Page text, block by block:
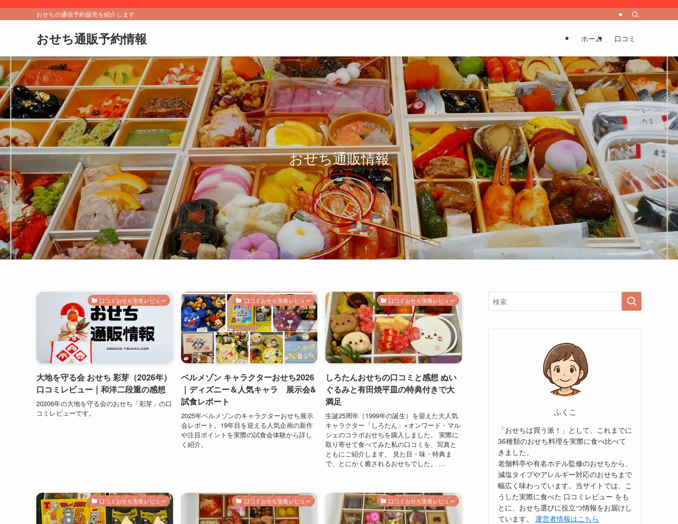
おせちの通信予約販売を紹介します
おせち通販予約情報 ホーム 口コミ
おせち通販情報
口コミおせち実食レビュー
大地を守る会 おせち 彩芽（2026年）
口コミレビュー｜和洋二段重の感想
20206年の大地を守る会のおせち「彩芽」の口
コミレビューです。
口コミおせち実食レビュー
ベルメゾン キャラクターおせち2026
｜ディズニー＆人気キャラ 展示会&
試食レポート
2025年ベルメゾンのキャラクターおせち展示
会レポート。19年目を迎える人気企画の新作
や注目ポイントを実際の試食会体験から詳し
く紹介。
口コミおせち実食レビュー
しろたんおせちの口コミと感想 ぬい
ぐるみと有田焼平皿の特典付きで大
満足
生誕25周年（1999年の誕生）を迎えた大人気
キャラクター「しろたん」×オンワード・マル
シェのコラボおせちを購入しました。 実際に
取り寄せて食べてみた私の口コミを、写真と
ともにご紹介します。 見た目・味・特典ま
で、とにかく癒されるおせちでした。 ...
口コミおせち実食レビュー 口コミおせち実食レビュー 口コミおせち実食レビュー
ふくこ
「おせちは買う派！」として、これまでに
36種類のおせち料理を実際に食べ比べて
きました。
老舗料亭や有名ホテル監修のおせちから、
減塩タイプやアレルギー対応のおせちまで
幅広く味わっています。当サイトでは、こ
うした実際に食べた 口コミレビュー をも
とに、おせち選びに役立つ情報をお届けし
ています。 運営者情報はこちら